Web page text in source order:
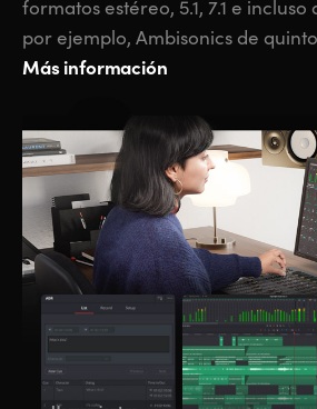
formatos estéreo, 5.1, 7.1 e
por ejemplo, Ambisonics de
Más información